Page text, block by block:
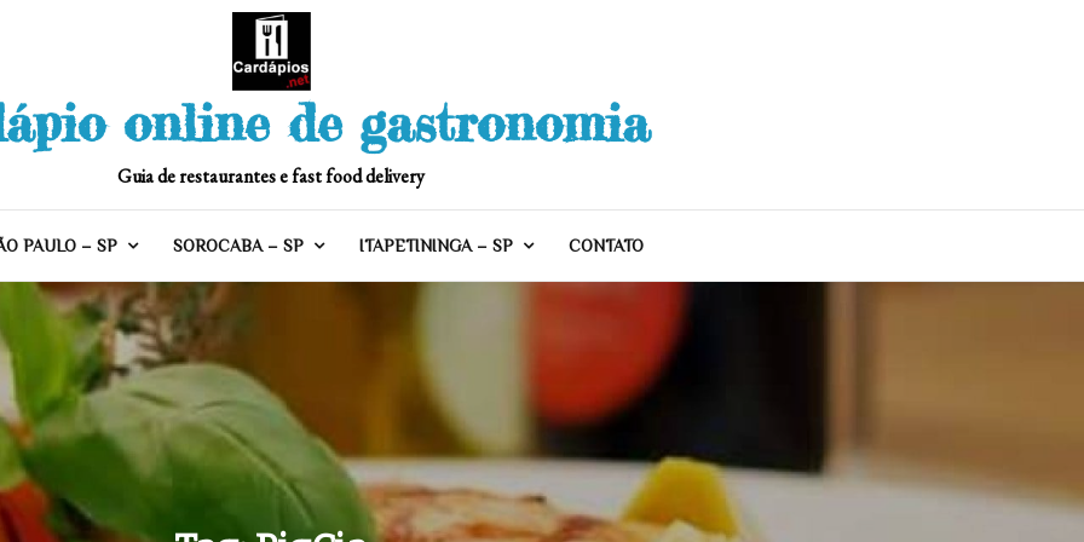
online de gastronomia
Guia de restaurantes e fast food delivery
PAULO – SP SOROCABA – SP ITAPETININGA – SP CONTATO